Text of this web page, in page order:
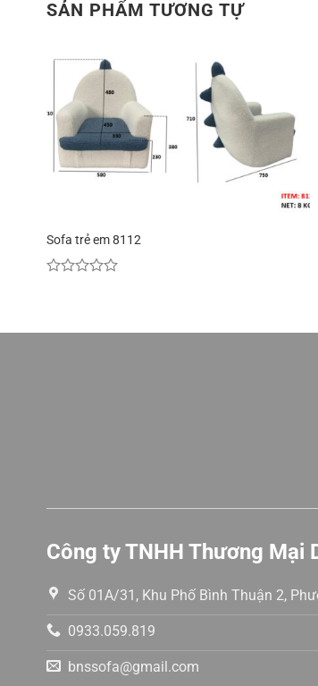
SẢN PHẨM TƯƠNG TỰ
Sofa trẻ em 8112
Công ty TNHH Thương Mại
Số 01A/31, Khu Phố Bình Thuận 2,
0933.059.819
bnssofa@gmail.com